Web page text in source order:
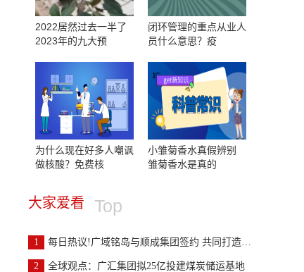
2022居然过去一半了
2023年的九大预
闭环管理的重点从业人
员什么意思？疫
为什么现在好多人嘲讽
做核酸？免费核
小雏菊香水真假辨别
雏菊香水是真的
大家爱看 Top
1 每日热议!广域铭岛与顺成集团签约 共同打造煤化工
2 全球观点：广汇集团拟25亿投建煤炭储运基地